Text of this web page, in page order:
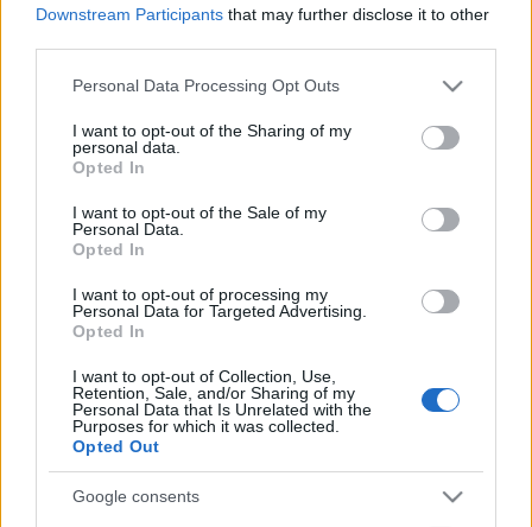
Downstream Participants that may further disclose it to other
Please note that this website/app uses one or more Google
not limited to your visit or usage behaviour. You may click to
grant or deny consent to Google and its third-party tags to
use your data for below specified purposes in below Google
consent section.
Personal Data Processing Opt Outs
I want to opt-out of the Sharing of my
personal data.
Opted In
I want to opt-out of the Sale of my
Personal Data.
Opted In
I want to opt-out of processing my
Personal Data for Targeted Advertising.
Opted In
I want to opt-out of Collection, Use,
Retention, Sale, and/or Sharing of my
Personal Data that Is Unrelated with the
Purposes for which it was collected.
Opted Out
Google consents
espera que llegue al partido. Sergi Guardiola es duda, pero
jornada 12
podrían ser rentables para las
próximas semanas, ya sea por su
bien o por una posible subida de
su valor de mercado.
Posible alineación Osasuna
Alineación:Herrera – Roncaglia (Nacho Vidal), Aridane,
David García, Íñigo Pérez (Juan Cruz) – Roberto Torres,
Moncayola, Oier, Rubén García – Calleri, Budimir.